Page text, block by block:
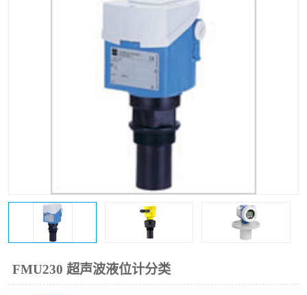
FMU230 超声波液位计分类
流量传感器
液氮液位计
物位计
测漏仪
智能锅炉水位计